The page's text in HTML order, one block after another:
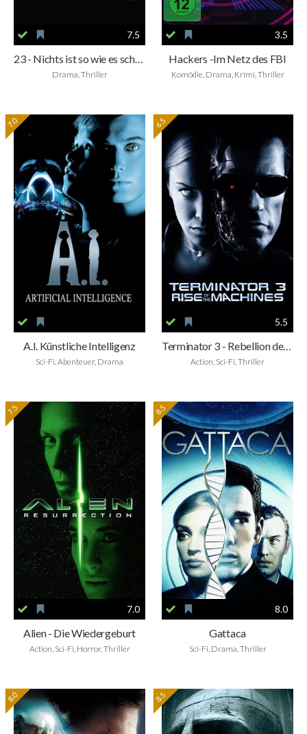
7.5
23 - Nichts ist so wie es scheint
Drama, Thriller
3.5
Hackers -Im Netz des FBI
Komödie, Drama, Krimi, Thriller
7.0
A.I. Künstliche Intelligenz
Sci-Fi, Abenteuer, Drama
6.5
5.5
Terminator 3 - Rebellion der Maschinen
Action, Sci-Fi, Thriller
7.5
7.0
Alien - Die Wiedergeburt
Action, Sci-Fi, Horror, Thriller
8.5
8.0
Gattaca
Sci-Fi, Drama, Thriller
8.0 8.5